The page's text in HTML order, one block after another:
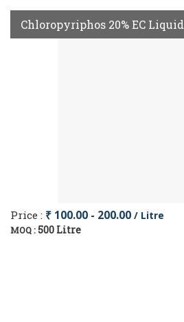
Chloropyriphos 20% EC Liquid
Price : ₹ 100.00 - 200.00 / Litre
MOQ :500 Litre